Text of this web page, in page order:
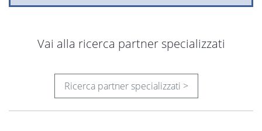
Vai alla ricerca partner specializzati
Ricerca partner specializzati >